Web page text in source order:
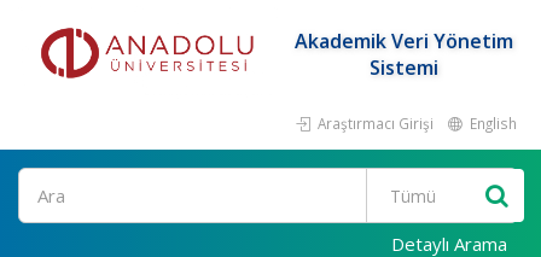
Akademik Veri Yönetim
Sistemi
Araştırmacı Girişi English
Ara
Detaylı Arama